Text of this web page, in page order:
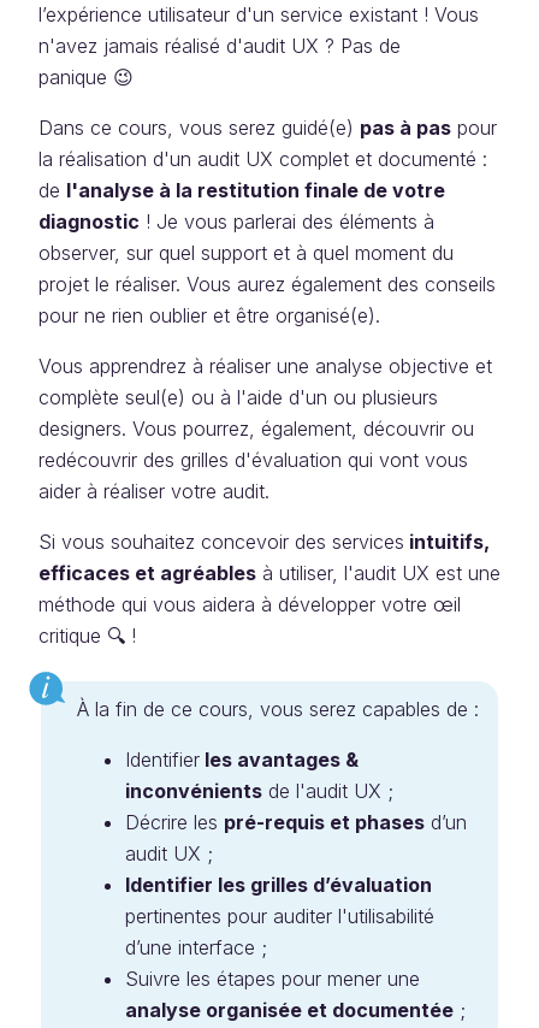
l’expérience utilisateur d'un service existant ! Vous
n'avez jamais réalisé d'audit UX ? Pas de
panique 😉
Dans ce cours, vous serez guidé(e) pas à pas pour
la réalisation d'un audit UX complet et documenté :
de l'analyse à la restitution finale de votre
diagnostic ! Je vous parlerai des éléments à
observer, sur quel support et à quel moment du
projet le réaliser. Vous aurez également des conseils
pour ne rien oublier et être organisé(e).
Vous apprendrez à réaliser une analyse objective et
complète seul(e) ou à l'aide d'un ou plusieurs
designers. Vous pourrez, également, découvrir ou
redécouvrir des grilles d'évaluation qui vont vous
aider à réaliser votre audit.
Si vous souhaitez concevoir des services intuitifs,
efficaces et agréables à utiliser, l'audit UX est une
méthode qui vous aidera à développer votre œil
critique 🔍 !
À la fin de ce cours, vous serez capables de :
Identifier les avantages &
inconvénients de l'audit UX ;
Décrire les pré-requis et phases d’un
audit UX ;
Identifier les grilles d’évaluation
pertinentes pour auditer l'utilisabilité
d’une interface ;
Suivre les étapes pour mener une
analyse organisée et documentée ;